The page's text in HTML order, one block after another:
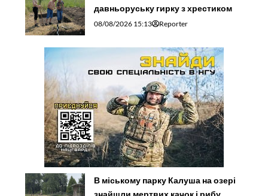
давньоруську гирку з хрестиком
08/08/2026 15:13 Reporter
В міському парку Калуша на озері
знайшли мертвих качок і рибу